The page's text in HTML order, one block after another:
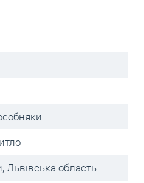
Львівська область